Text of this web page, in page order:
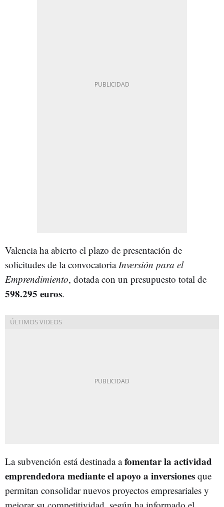
Valencia ha abierto el plazo de presentación de
solicitudes de la convocatoria Inversión para el
Emprendimiento, dotada con un presupuesto total de
598.295 euros.
La subvención está destinada afomentar la actividad
emprendedora mediante el apoyo a inversiones que
permitan consolidar nuevos proyectos empresariales y